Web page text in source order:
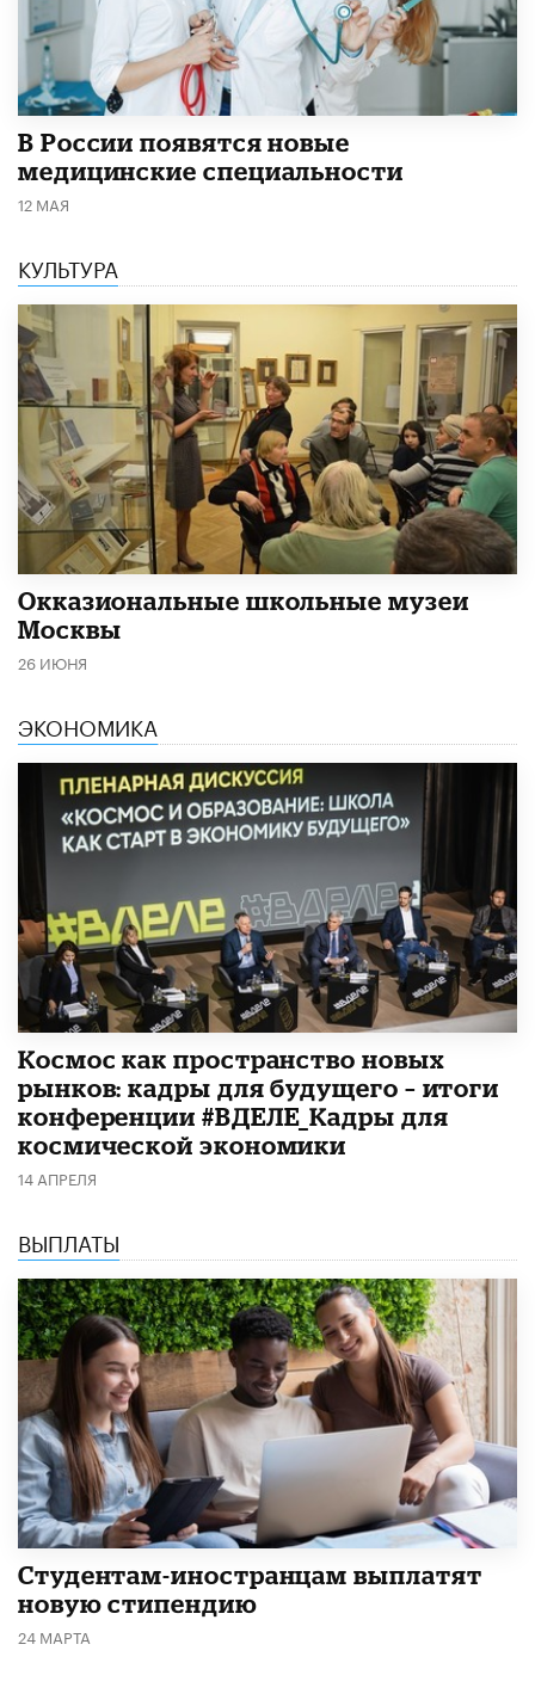
В России появятся новые
медицинские специальности
12 МАЯ
КУЛЬТУРА
​Окказиональные школьные музеи
Москвы
26 ИЮНЯ
ЭКОНОМИКА
Космос как пространство новых
рынков: кадры для будущего – итоги
конференции #ВДЕЛЕ_Кадры для
космической экономики
14 АПРЕЛЯ
ВЫПЛАТЫ
Студентам-иностранцам выплатят
новую стипендию
24 МАРТА